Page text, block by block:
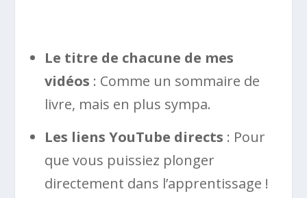
Le titre de chacune de mes
vidéos : Comme un sommaire de
livre, mais en plus sympa.
Les liens YouTube directs : Pour
que vous puissiez plonger
directement dans l’apprentissage !